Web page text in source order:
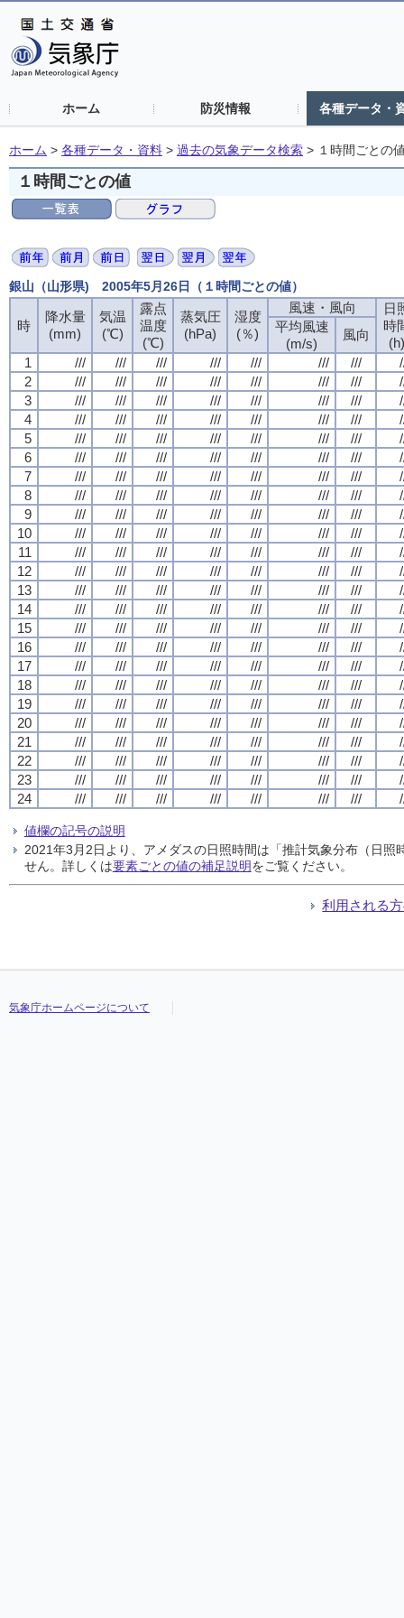
ホーム 防災情報 各種データ・
ホーム > 各種データ・資料 > 過去の気象データ検索 > １時間ごとの
１時間ごとの値
銀山（山形県) 2005年5月26日（１時間ごとの値）
時
降水量
(mm)
気温
(℃)
露点
温度
(℃)
蒸気圧
(hPa)
湿度
(％)
風速・風向
日
時
(h)
平均風速
(m/s)
風向
1
/// /// /// /// /// /// ///
2
/// /// /// /// /// /// ///
3
/// /// /// /// /// /// ///
4
/// /// /// /// /// /// ///
5
/// /// /// /// /// /// ///
6
/// /// /// /// /// /// ///
7
/// /// /// /// /// /// ///
8
/// /// /// /// /// /// ///
9
/// /// /// /// /// /// ///
10
/// /// /// /// /// /// ///
11
/// /// /// /// /// /// ///
12
/// /// /// /// /// /// ///
13
/// /// /// /// /// /// ///
14
/// /// /// /// /// /// ///
15
/// /// /// /// /// /// ///
16
/// /// /// /// /// /// ///
17
/// /// /// /// /// /// ///
18
/// /// /// /// /// /// ///
19
/// /// /// /// /// /// ///
20
/// /// /// /// /// /// ///
21
/// /// /// /// /// /// ///
22
/// /// /// /// /// /// ///
23
/// /// /// /// /// /// ///
24
/// /// /// /// /// /// ///
値欄の記号の説明
2021年3月2日より、アメダスの日照時間は「推計気象分布（日
せん。詳しくは要素ごとの値の補足説明をご覧ください。
利用される
気象庁ホームページについて